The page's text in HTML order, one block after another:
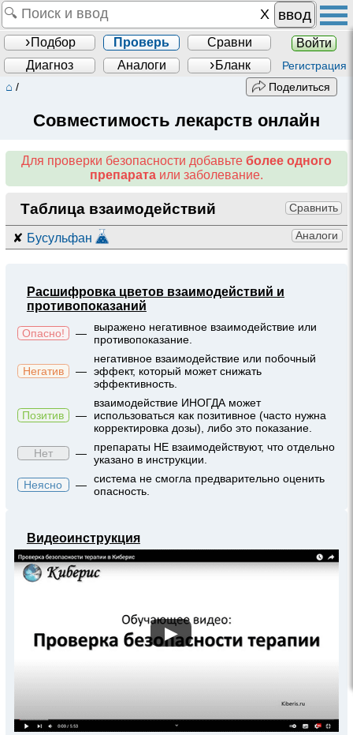
ввод
Подбор Проверь Сравни
Войти
Диагноз
Аналоги Бланк Регистрация
⌂ / Поделиться
Совместимость лекарств онлайн
Для проверки безопасности добавьте более одного
препаратаили заболевание.
Таблица взаимодействий Сравнить
✘ Бусульфан Аналоги
Расшифровка цветов взаимодействий и
противопоказаний
Опасно! —
выражено негативное взаимодействие или
противопоказание.
Негатив —
негативное взаимодействие или побочный
эффект, который может снижать
эффективность.
Позитив —
взаимодействие ИНОГДА может
использоваться как позитивное (часто нужна
корректировка дозы), либо это показание.
Нет
—
препараты НЕ взаимодействуют, что отдельно
указано в инструкции.
Неясно
— система не смогла предварительно оценить
опасность.
Видеоинструкция
▶